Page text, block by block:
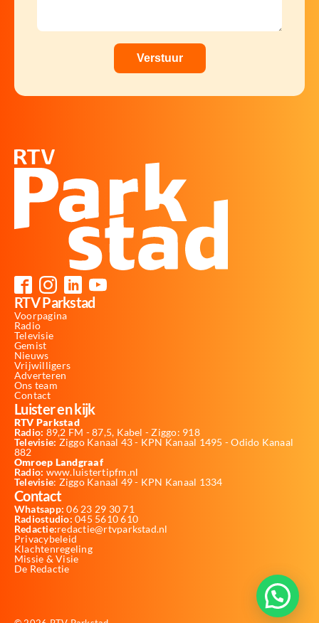
RTV Parkstad
Voorpagina
Radio
Televisie
Gemist
Nieuws
Vrijwilligers
Adverteren
Ons team
Contact
Luister en kijk
RTV Parkstad
Radio: 89,2 FM - 87,5, Kabel - Ziggo: 918
Televisie: Ziggo Kanaal 43 - KPN Kanaal 1495 - Odido Kanaal
882
Omroep Landgraaf
Radio: www.luistertipfm.nl
Televisie: Ziggo Kanaal 49 - KPN Kanaal 1334
Contact
Whatsapp: 06 23 29 30 71
Radiostudio: 045 5610 610
Redactie:redactie@rtvparkstad.nl
Privacybeleid
Klachtenregeling
Missie & Visie
De Redactie